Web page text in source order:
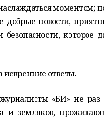
моментом;
новости,
которое
искренние ответы.
«БИ» не раз
и земляков,